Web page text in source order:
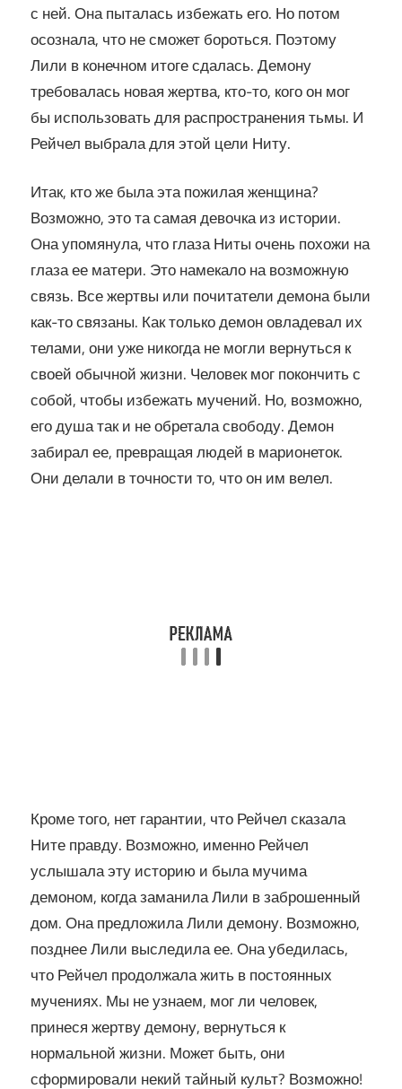
с ней. Она пыталась избежать его. Но потом
осознала, что не сможет бороться. Поэтому
Лили в конечном итоге сдалась. Демону
требовалась новая жертва, кто-то, кого он мог
бы использовать для распространения тьмы. И
Рейчел выбрала для этой цели Ниту.
Итак, кто же была эта пожилая женщина?
Возможно, это та самая девочка из истории.
Она упомянула, что глаза Ниты очень похожи на
глаза ее матери. Это намекало на возможную
связь. Все жертвы или почитатели демона были
как-то связаны. Как только демон овладевал их
телами, они уже никогда не могли вернуться к
своей обычной жизни. Человек мог покончить с
собой, чтобы избежать мучений. Но, возможно,
его душа так и не обретала свободу. Демон
забирал ее, превращая людей в марионеток.
Они делали в точности то, что он им велел.
Кроме того, нет гарантии, что Рейчел сказала
Ните правду. Возможно, именно Рейчел
услышала эту историю и была мучима
демоном, когда заманила Лили в заброшенный
дом. Она предложила Лили демону. Возможно,
позднее Лили выследила ее. Она убедилась,
что Рейчел продолжала жить в постоянных
мучениях. Мы не узнаем, мог ли человек,
принеся жертву демону, вернуться к
нормальной жизни. Может быть, они
сформировали некий тайный культ? Возможно!